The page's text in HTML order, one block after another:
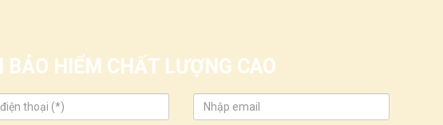
HIỂM CHẤT LƯỢNG CAO